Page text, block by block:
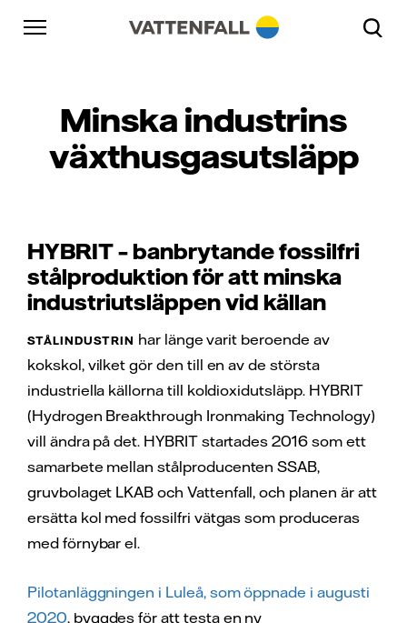
Skip to content
Gå till huvudnavigeringen
Gå till sidfoten
Minska industrins
växthusgasutsläpp
HYBRIT – banbrytande fossilfri
stålproduktion för att minska
industriutsläppen vid källan
STÅLINDUSTRIN har länge varit beroende av
kokskol, vilket gör den till en av de största
industriella källorna till koldioxidutsläpp. HYBRIT
(Hydrogen Breakthrough Ironmaking Technology)
vill ändra på det. HYBRIT startades 2016 som ett
samarbete mellan stålproducenten SSAB,
gruvbolaget LKAB och Vattenfall, och planen är att
ersätta kol med fossilfri vätgas som produceras
med förnybar el.
Pilotanläggningen i Luleå, som öppnade i augusti
2020, byggdes för att testa en ny
Gå till huvudnavigeringen